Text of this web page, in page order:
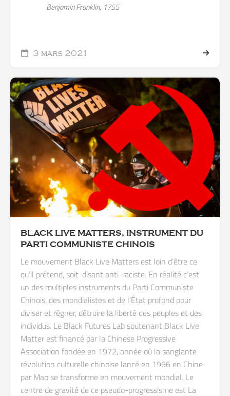
Benjamin Franklin, 1755
3 mars 2021
BLACK LIVE MATTERS, INSTRUMENT DU
PARTI COMMUNISTE CHINOIS
Le mouvement Black Live Matters est loin d’être ce
qu’il prétend, soit-disant anti-raciste. En réalité c’est
un des multiples instruments du Parti Communiste
Chinois, des mondialistes et de l’État profond pour
diviser et régner, détruire la liberté des peuples et des
individus. Le Black Futures Lab soutenant Black Live
Matter est financé par la Chinese Progressive
Association fondée en 1972, année où la sanglante
révolution culturelle chinoise lancé en 1966 en Chine
par Mao se transforme en mouvement mondial. Le
centre de gravité de ce pseudo-progressisme est La